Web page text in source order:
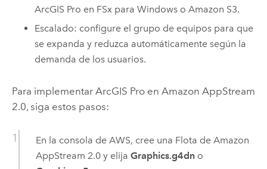
ArcGIS Pro en FSx paraWindows oAmazon S3.
Escalado: configure el grupo de equipos para que
se expanda y reduzca automáticamente según la
demanda de los usuarios.
Para implementar ArcGIS Proen Amazon AppStream
2.0, siga estos pasos:
En la consola de AWS, cree una Flota de Amazon
AppStream 2.0 y elija Graphics.g4dno